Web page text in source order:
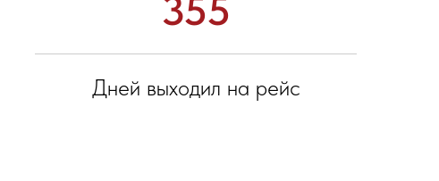
355
Дней выходил на рейс